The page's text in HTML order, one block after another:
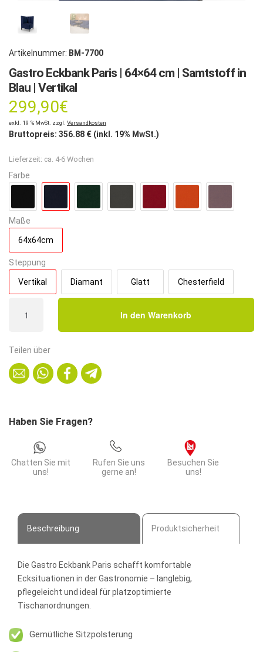
Artikelnummer: BM-7700
Gastro Eckbank Paris | 64×64 cm | Samtstoff in
Blau | Vertikal
299,90€
exkl. 19 % MwSt. zzgl. Versandkosten
Bruttopreis: 356.88 € (inkl. 19% MwSt.)
Lieferzeit: ca. 4-6 Wochen
Farbe
Maße
64x64cm
Steppung
Vertikal Diamant Glatt Chesterfield
Eckbank
|
cm
Blau
Vertikal
Menge
In den Warenkorb
Teilen über
Haben Sie Fragen?
Chatten Sie mit
uns!
Rufen Sie uns
gerne an!
Besuchen Sie
uns!
Beschreibung Produktsicherheit
Die Gastro Eckbank Paris schafft komfortable
Ecksituationen in der Gastronomie – langlebig,
pflegeleicht und ideal für platzoptimierte
Tischanordnungen.
Gemütliche Sitzpolsterung